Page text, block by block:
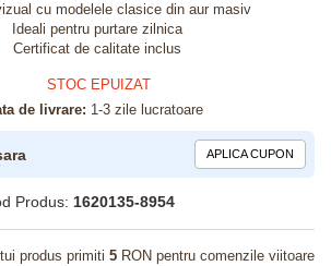
cu modelele clasice din aur masiv
Ideali pentru purtare zilnica
Certificat de calitate inclus
STOC EPUIZAT
de livrare: 1-3 zile lucratoare
APLICA CUPON
Produs: 1620135-8954
produs primiti 5 RON pentru comenzile viitoare